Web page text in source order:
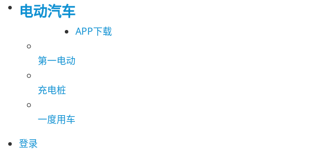
电动汽车
APP下载
第一电动
充电桩
一度用车
登录